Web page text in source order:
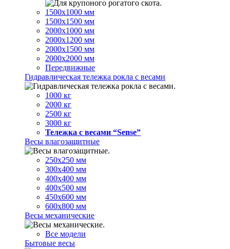
1500х1000 мм
1500х1500 мм
2000х1000 мм
2000х1200 мм
2000х1500 мм
2000х2000 мм
Передвижные
Гидравлическая тележка рокла с весами
1000 кг
2000 кг
2500 кг
3000 кг
Тележка с весами “Sense”
Весы влагозащитные
250х250 мм
300х400 мм
400х400 мм
400х500 мм
450х600 мм
600х800 мм
Весы механические
Все модели
Бытовые весы